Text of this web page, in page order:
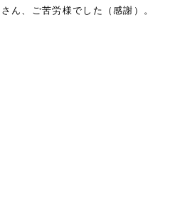
ん、ご苦労様でした（感謝）。